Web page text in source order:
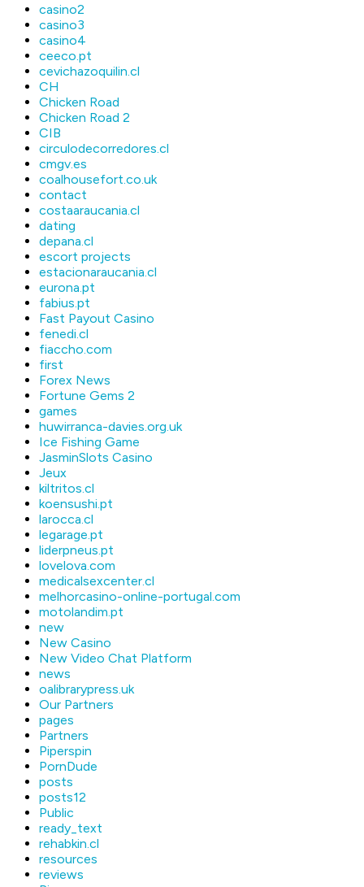
casino2
casino3
casino4
ceeco.pt
cevichazoquilin.cl
CH
Chicken Road
Chicken Road 2
CIB
circulodecorredores.cl
cmgv.es
coalhousefort.co.uk
contact
costaaraucania.cl
dating
depana.cl
escort projects
estacionaraucania.cl
eurona.pt
fabius.pt
Fast Payout Casino
fenedi.cl
fiaccho.com
first
Forex News
Fortune Gems 2
games
huwirranca-davies.org.uk
Ice Fishing Game
JasminSlots Casino
Jeux
kiltritos.cl
koensushi.pt
larocca.cl
legarage.pt
liderpneus.pt
lovelova.com
medicalsexcenter.cl
melhorcasino-online-portugal.com
motolandim.pt
new
New Casino
New Video Chat Platform
news
oalibrarypress.uk
Our Partners
pages
Partners
Piperspin
PornDude
posts
posts12
Public
ready_text
rehabkin.cl
resources
reviews